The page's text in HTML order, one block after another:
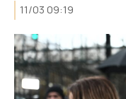
11/03 09:19